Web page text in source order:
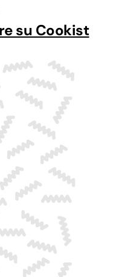
su Cookist